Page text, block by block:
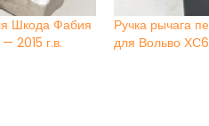
Шкода Фабия
2015 г.в.
Ручка рычага
для Вольво